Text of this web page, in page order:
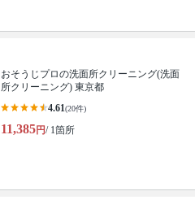
おそうじプロの洗面所クリーニング(洗面
所クリーニング) 東京都
4.61(20件)
11,385円/ 1箇所